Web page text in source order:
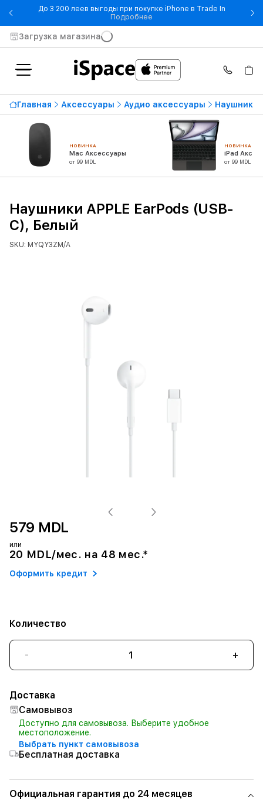
До 3 200 леев выгоды при покупке iPhone в Trade In
Подробнее - До 3 200 леев выгоды при
Загрузка магазина
Главная Аксессуары Аудио аксессуары Наушники
НОВИНКА
Mac Аксессуары
от 99 MDL
НОВИНКА
iPad
от 99 MDL
Наушники APPLE EarPods (USB-
C), Белый
SKU: MYQY3ZM/A
579 MDL
или
20 MDL/мес. на 48 мес.*
Оформить кредит
Количество
- +
Доставка
Самовывоз
Доступно для самовывоза. Выберите удобное
местоположение.
Выбрать пункт самовывоза
Бесплатная доставка
Официальная гарантия до 24 месяцев